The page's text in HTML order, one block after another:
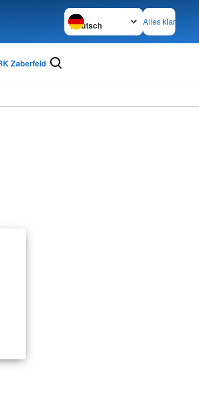
Sprache wechseln zu
Alles klar
Zaberfeld